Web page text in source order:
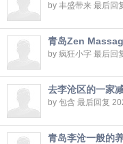
by 丰盛带来 最后回
青岛Zen
by 疯狂小字 最后回
去李沧区的一家
by 包含 最后回复
青岛李沧一般的